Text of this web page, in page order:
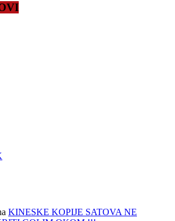
KINESKE KOPIJE SATOVA NE